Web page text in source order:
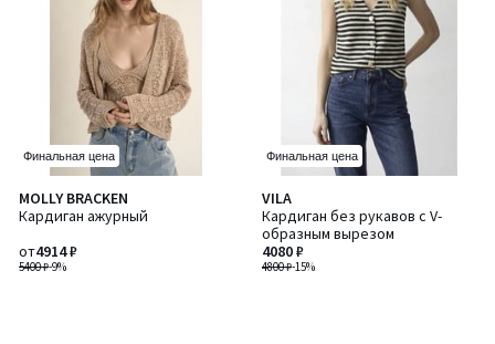
Финальная цена
MOLLY BRACKEN
Кардиган ажурный
5400 ₽-9%
от4914 ₽
Финальная цена
VILA
Кардиган без рукавов с V-
образным вырезом
4800 ₽-15%
4080 ₽